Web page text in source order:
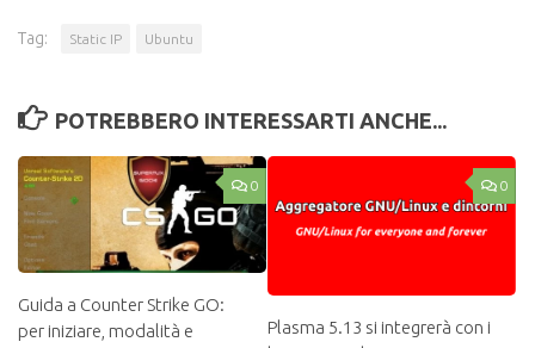
Tag: Static IP Ubuntu
POTREBBERO INTERESSARTI ANCHE...
0
Guida a Counter Strike GO:
per iniziare, modalità e
0
Plasma 5.13 si integrerà con i